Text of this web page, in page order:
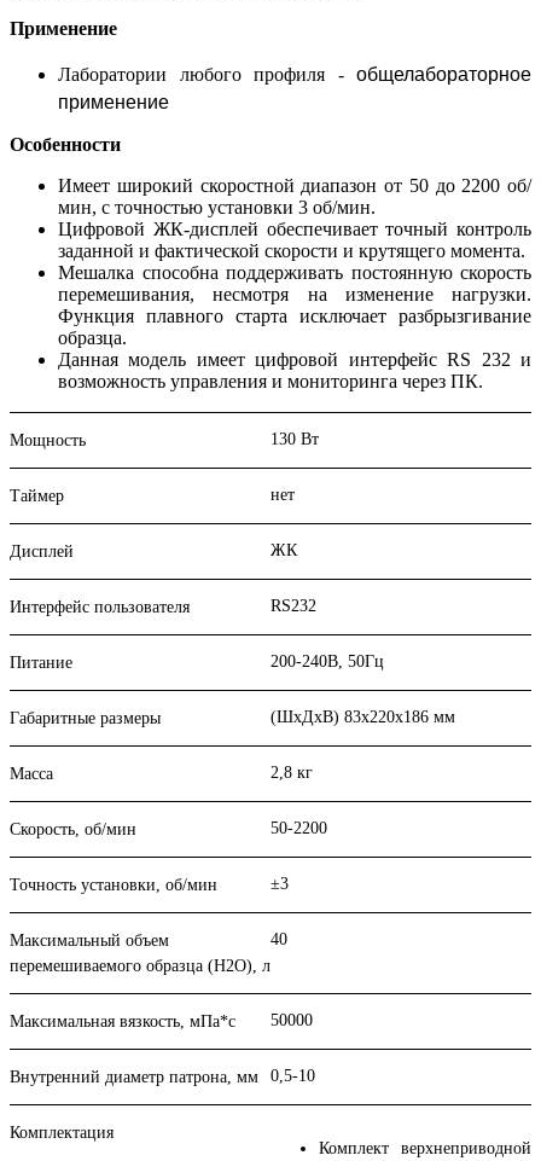
Применение
Лаборатории любого профиля - общелабораторное
применение
Особенности
Имеет широкий скоростной диапазон от 50 до 2200 об/
мин, с точностью установки 3 об/мин.
Цифровой ЖК-дисплей обеспечивает точный контроль
заданной и фактической скорости и крутящего момента.
Мешалка способна поддерживать постоянную скорость
перемешивания, несмотря на изменение нагрузки.
Функция плавного старта исключает разбрызгивание
образца.
Данная модель имеет цифровой интерфейс RS 232 и
возможность управления и мониторинга через ПК.
Мощность 130 Вт
Таймер нет
Дисплей ЖК
Интерфейс пользователя RS232
Питание 200-240В, 50Гц
Габаритные размеры (ШхДхВ) 83х220х186 мм
Масса 2,8 кг
Скорость, об/мин 50-2200
Точность установки, об/мин ±3
Максимальный объем
перемешиваемого образца (Н2О), л
40
Максимальная вязкость, мПа*с 50000
Внутренний диаметр патрона, мм 0,5-10
Комплектация
Комплект верхнеприводной